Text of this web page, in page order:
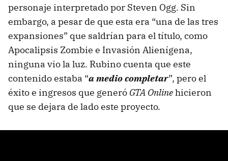
personaje interpretado por Steven Ogg. Sin
embargo, a pesar de que esta era “una de las tres
expansiones” que saldrían para el título, como
Apocalipsis Zombie e Invasión Alienígena,
ninguna vio la luz. Rubino cuenta que este
contenido estaba “a medio completar”, pero el
éxito e ingresos que generó GTA Onlinehicieron
que se dejara de lado este proyecto.